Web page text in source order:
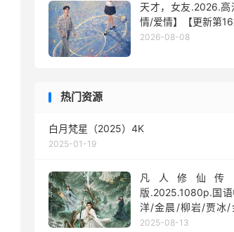
天才，女友.2026.高
情/爱情】【更新第16
2026-08-08
热门资源
白月梵星（2025）4K
2025-01-19
凡人修仙传
版.2025.1080p.国
洋/金晨/柳岩/贾冰/
【全30集】
2025-08-13